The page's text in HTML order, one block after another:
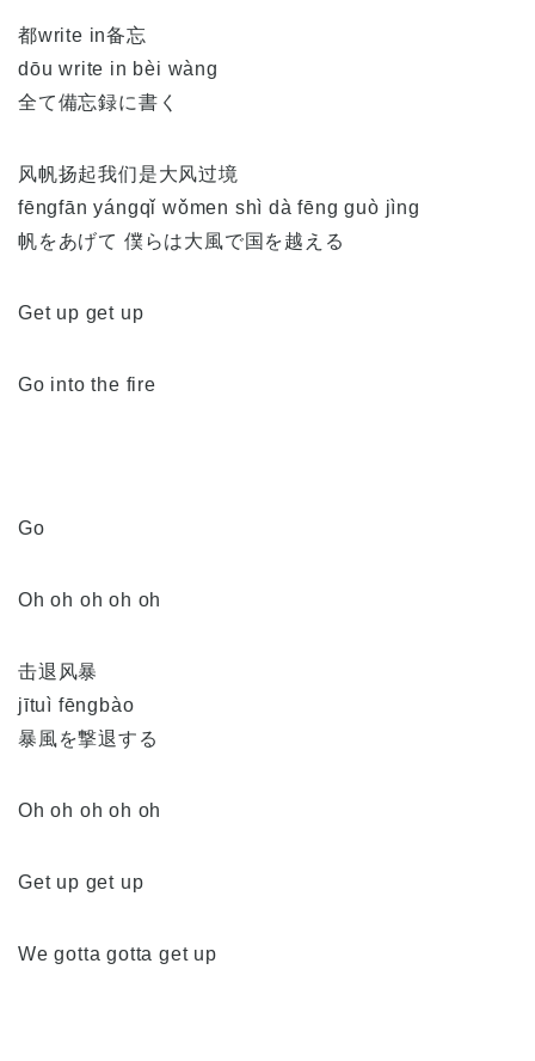
都write in备忘
dōu write in bèi wàng
全て備忘録に書く
风帆扬起我们是大风过境
fēngfān yángqǐ wǒmen shì dà fēng guò jìng
帆をあげて 僕らは大風で国を越える
Get up get up
Go into the fire
Go
Oh oh oh oh oh
击退风暴
jītuì fēngbào
暴風を撃退する
Oh oh oh oh oh
Get up get up
We gotta gotta get up